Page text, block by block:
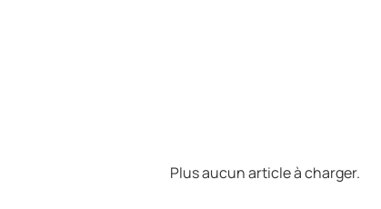
Plus aucun article à charger.